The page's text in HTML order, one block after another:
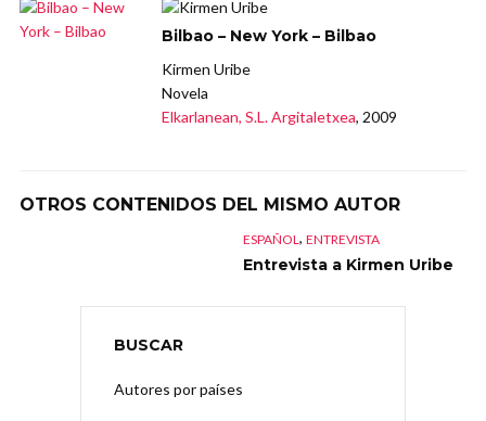
Bilbao – New York – Bilbao
Kirmen Uribe
Novela
Elkarlanean, S.L. Argitaletxea, 2009
OTROS CONTENIDOS DEL MISMO AUTOR
ESPAÑOL , ENTREVISTA
Entrevista a Kirmen Uribe
BUSCAR
Autores por países